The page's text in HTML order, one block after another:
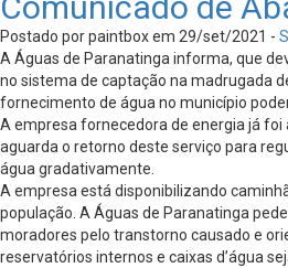
Postado por paintbox em 29/set/2021 -
A Águas de Paranatinga informa, que
no sistema de captação na madrugada
fornecimento de água no município
A empresa fornecedora de energia já foi
aguarda o retorno deste serviço para
água gradativamente.
A empresa está disponibilizando
população. A Águas de Paranatinga
moradores pelo transtorno causado e
reservatórios internos e caixas d’água